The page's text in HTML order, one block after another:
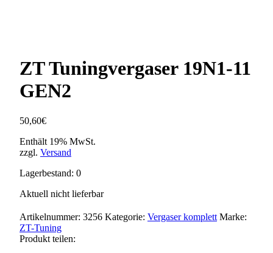
ZT Tuningvergaser 19N1-11
GEN2
50,60€
Enthält 19% MwSt.
zzgl. Versand
Lagerbestand: 0
Aktuell nicht lieferbar
Artikelnummer: 3256 Kategorie: Vergaser komplett Marke:
ZT-Tuning
Produkt teilen: